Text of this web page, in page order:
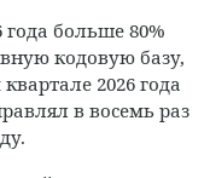
больше 80%
кодовую базу,
2026 года
в восемь раз